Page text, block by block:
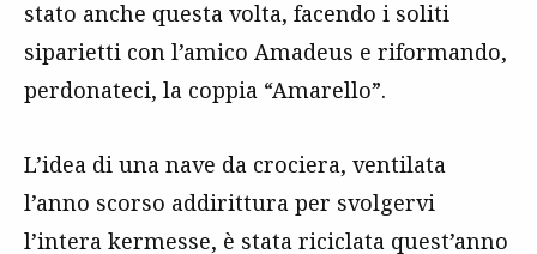
stato anche questa volta, facendo i soliti
siparietti con l’amico Amadeus e riformando,
perdonateci, la coppia “Amarello”.
L’idea di una nave da crociera, ventilata
l’anno scorso addirittura per svolgervi
l’intera kermesse, è stata riciclata quest’anno